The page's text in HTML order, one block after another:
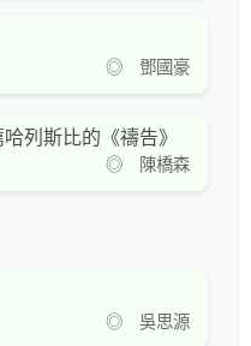
◎ 鄧國豪
列斯比的《禱告》
◎ 陳橋森
◎ 吳思源